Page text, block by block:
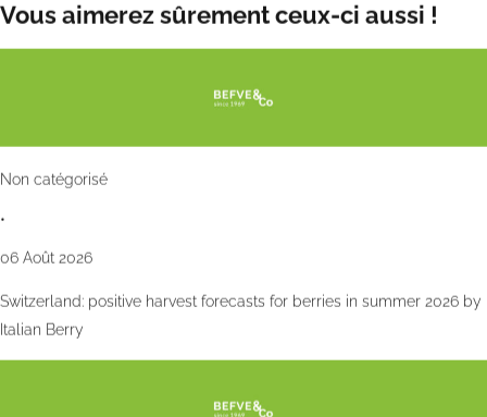
Vous aimerez sûrement ceux-ci aussi !
Non catégorisé
•
06 Août 2026
Switzerland: positive harvest forecasts for berries in summer 2026 by
Italian Berry